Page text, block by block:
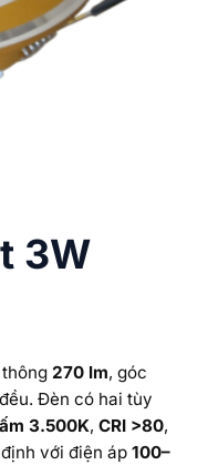
3W
270 lm, góc
Đèn có hai tùy
3.500K, CRI >80,
với điện áp 100–